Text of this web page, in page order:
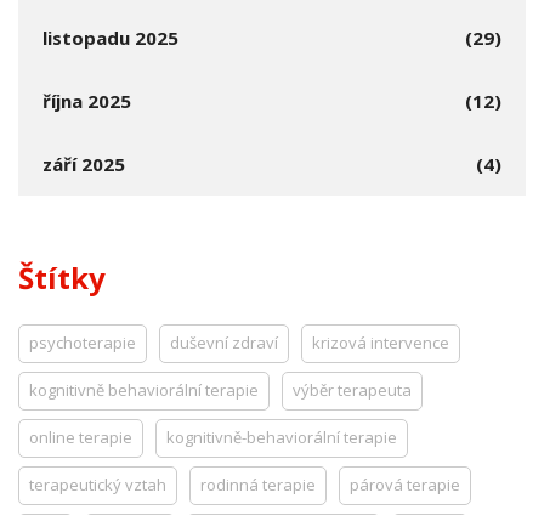
listopadu 2025 (29)
října 2025 (12)
září 2025 (4)
Štítky
psychoterapie duševní zdraví krizová intervence
kognitivně behaviorální terapie výběr terapeuta
online terapie kognitivně-behaviorální terapie
terapeutický vztah rodinná terapie párová terapie